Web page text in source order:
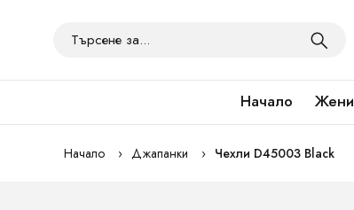
Начало Жени
Начало Джапанки Чехли D45003 Black